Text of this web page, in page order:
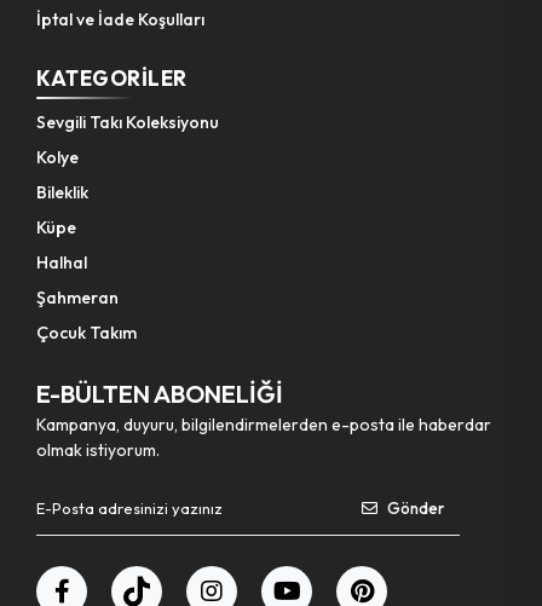
İptal ve İade Koşulları
KATEGORILER
Sevgili Takı Koleksiyonu
Kolye
Bileklik
Küpe
Halhal
Şahmeran
Çocuk Takım
E-BÜLTEN ABONELİĞİ
Kampanya, duyuru, bilgilendirmelerden e-posta ile haberdar
olmak istiyorum.
Gönder